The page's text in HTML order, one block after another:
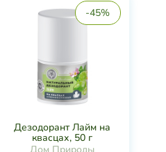
-45%
Дезодорант Лайм на
квасцах, 50 г